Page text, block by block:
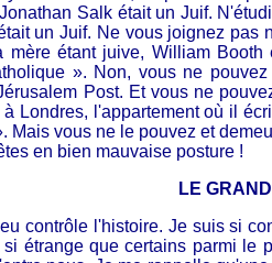
Salk était un Juif.
un Juif. Ne vous joignez pas
mère étant juive, William
». Non, vous ne
Post. Et vous ne
Londres, l'appartement où il
Mais vous ne le pouvez et
en bien mauvaise posture !
LE
contrôle l'histoire. Je suis si
si étrange que certains parmi le